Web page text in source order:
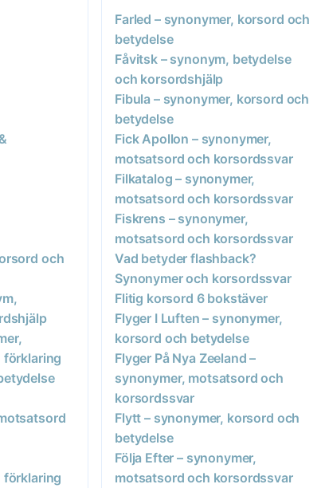
och
förklaring
förklaring
Farled – synonymer, korsord och
betydelse
Fåvitsk – synonym, betydelse
och korsordshjälp
Fibula – synonymer, korsord och
betydelse
Fick Apollon – synonymer,
motsatsord och korsordssvar
Filkatalog – synonymer,
motsatsord och korsordssvar
Fiskrens – synonymer,
motsatsord och korsordssvar
Vad betyder flashback?
Synonymer och korsordssvar
Flitig korsord 6 bokstäver
Flyger I Luften – synonymer,
korsord och betydelse
Flyger På Nya Zeeland –
synonymer, motsatsord och
korsordssvar
Flytt – synonymer, korsord och
betydelse
Följa Efter – synonymer,
motsatsord och korsordssvar